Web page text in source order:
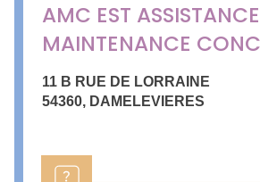
AMC EST ASSISTANCE
MAINTENANCE
11 B RUE DE LORRAINE
54360, DAMELEVIERES